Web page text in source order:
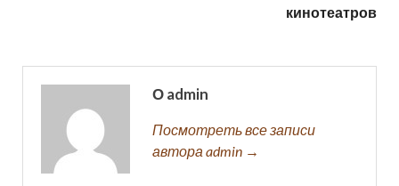
кинотеатров
О admin
Посмотреть все записи
автора admin →